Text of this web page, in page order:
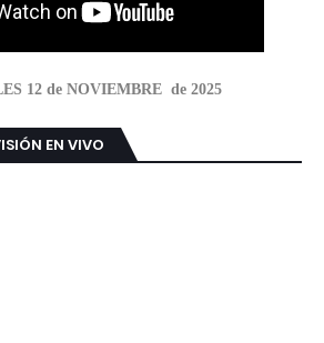
12 de NOVIEMBRE de 2025
EN VIVO